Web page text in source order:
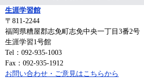
生涯学習館
〒811-2244
福岡県糟屋郡志免町志免中央一丁目3番2号
生涯学習1号館
Tel：092-935-1003
Fax：092-935-1912
お問い合わせ・ご意見はこちらから